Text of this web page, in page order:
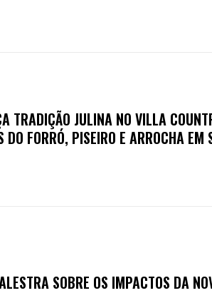
TRADIÇÃO JULINA NO VILLA
FORRÓ, PISEIRO E ARROCHA EM
SOBRE OS IMPACTOS DA